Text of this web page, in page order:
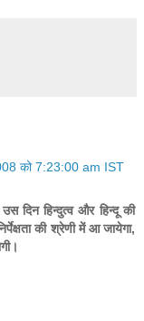
को 7:23:00 am IST
दिन हिन्दुत्व और हिन्दू की
की श्रेणी में आ जायेगा,